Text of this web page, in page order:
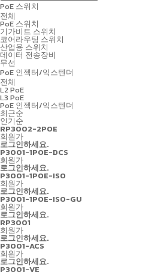
PoE 스위치
전체
PoE 스위치
기가비트 스위치
코어라우팅 스위치
산업용 스위치
데이터 전송장비
무선
PoE 인젝터/익스텐더
전체
L2 PoE
L3 PoE
PoE 인젝터/익스텐더
최근순
인기순
RP3002-2POE
회원가
로그인하세요.
P3001-1POE-DCS
회원가
로그인하세요.
P3001-1POE-ISO
회원가
로그인하세요.
P3001-1POE-ISO-GU
회원가
로그인하세요.
RP3001
회원가
로그인하세요.
P3001-ACS
회원가
로그인하세요.
P3001-VE